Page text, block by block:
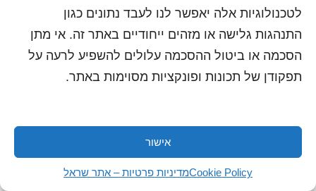
לטכנולוגיות אלה יאפשר לנו לעבד נתונים כגון
התנהגות גלישה או מזהים ייחודיים באתר זה. אי מתן
הסכמה או ביטול ההסכמה עלולים להשפיע לרעה על
תפקודן של תכונות ופונקציות מסוימות באתר.
אישור
Cookie Policyמדיניות פרטיות – אתר שראל
כל הזכויות שמורות לשראל 2018 | עיצוב ותכנות: סטודיו
"היוצרים"